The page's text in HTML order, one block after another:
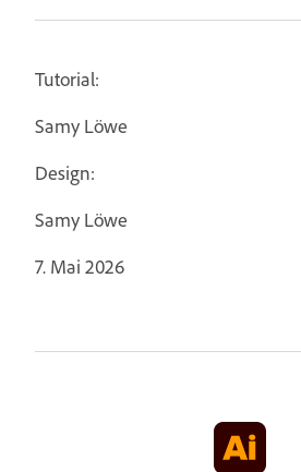
Tutorial:
Samy Löwe
Design:
Samy Löwe
7. Mai 2026